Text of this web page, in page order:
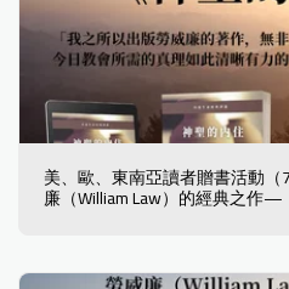
美、歐、東南亞讀者贈書活動
廉（William Law）的經典之作—